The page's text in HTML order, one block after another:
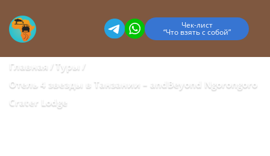
Чек-лист
“Что взять с собой”
Главная
Туры
Отель 4 звезды в Танзании – andBeyond Ngorongoro
Crater Lodge